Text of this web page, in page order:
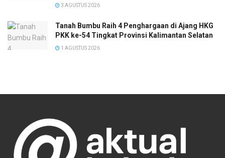
3 AGUSTUS 2026
Tanah Bumbu Raih 4 Penghargaan di Ajang HKG
PKK ke-54 Tingkat Provinsi Kalimantan Selatan
1 AGUSTUS 2026